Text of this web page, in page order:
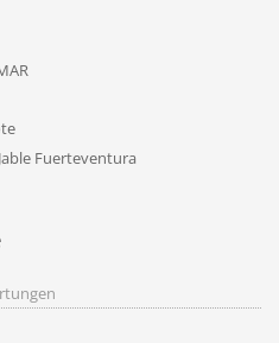
Fuerteventura